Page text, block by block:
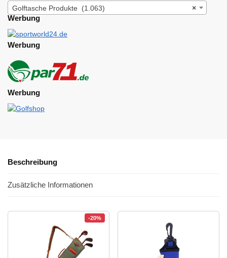
×
Golftasche Produkte (1.063)
Werbung
Werbung
Werbung
Beschreibung
Zusätzliche Informationen
-20%